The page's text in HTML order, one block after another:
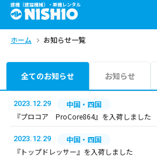
建機（建設機械）・重機レンタル
商品一覧
問合せ依頼リスト
エリア情報を見る
ホーム お知らせ一覧
全てのお知らせ お知らせ
2023.12.29
中国・四国
『プロコア ProCore864』を入荷しました
2023.12.29
中国・四国
『トップドレッサー』を入荷しました